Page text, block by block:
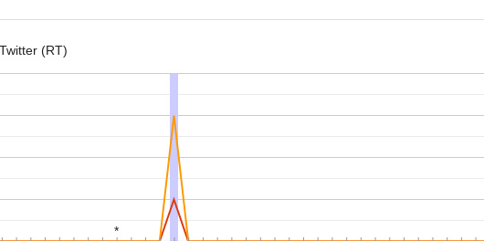
Twitter (RT)
*
*